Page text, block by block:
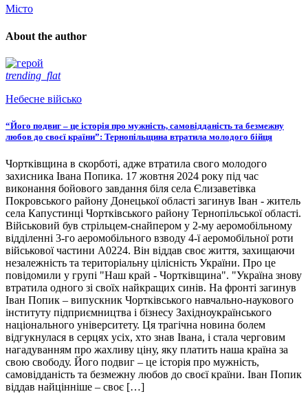
Місто
About the author
trending_flat
Небесне військо
“Його подвиг – це історія про мужність, самовідданість та безмежну
любов до своєї країни”: Тернопільщина втратила молодого бійця
Чортківщина в скорботі, адже втратила свого молодого
захисника Івана Попика. 17 жовтня 2024 року під час
виконання бойового завдання біля села Єлизаветівка
Покровського району Донецької області загинув Іван - житель
села Капустинці Чортківського району Тернопільської області.
Військовий був стрільцем-снайпером у 2-му аеромобільному
відділенні 3-го аеромобільного взводу 4-ї аеромобільної роти
військової частини А0224. Він віддав своє життя, захищаючи
незалежність та територіальну цілісність України. Про це
повідомили у групі "Наш край - Чортківщина". "Україна знову
втратила одного зі своїх найкращих синів. На фронті загинув
Іван Попик – випускник Чортківського навчально-наукового
інституту підприємництва і бізнесу Західноукраїнського
національного університету. Ця трагічна новина болем
відгукнулася в серцях усіх, хто знав Івана, і стала черговим
нагадуванням про жахливу ціну, яку платить наша країна за
свою свободу. Його подвиг – це історія про мужність,
самовідданість та безмежну любов до своєї країни. Іван Попик
віддав найцінніше – своє […]